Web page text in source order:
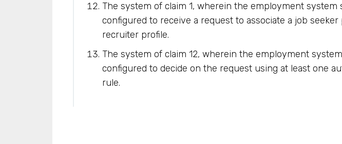
The system of claim 1, wherein the employment system
configured to receive a request to associate a job seeker
recruiter profile.
The system of claim 12, wherein the employment
configured to decide on the request using at least one
rule.